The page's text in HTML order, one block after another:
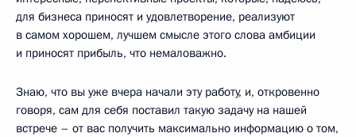
для бизнеса приносят и удовлетворение, реализуют
в самом хорошем, лучшем смысле этого слова амбиции
и приносят прибыль, что немаловажно.
Знаю, что вы уже вчера начали эту работу, и, откровенно
говоря, сам для себя поставил такую задачу на нашей
встрече – от вас получить максимально информацию о том,